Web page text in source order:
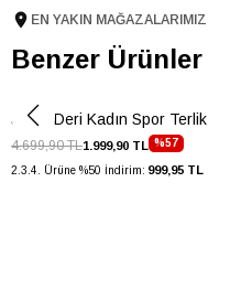
Ürün Cinsi
Spor
Taban Yüksekliği
Ürün Grubu
İnternet Kategorisi
Spor Ayakkabı
EN YAKIN MAĞAZALARIMIZ
Benzer Ürünler
Siyah Deri Kadın Spor Terlik
%57
1.999,90 TL
4.699,90 TL
2.3.4. Ürüne %50 İndirim: 999,95 TL